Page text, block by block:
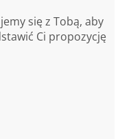
się z Tobą, aby
Ci propozycję